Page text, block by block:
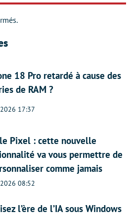
18 Pro retardé à cause des
de RAM ?
17:37
Pixel : cette nouvelle
va vous permettre de
comme jamais
08:52
l’ère de l’IA sous Windows